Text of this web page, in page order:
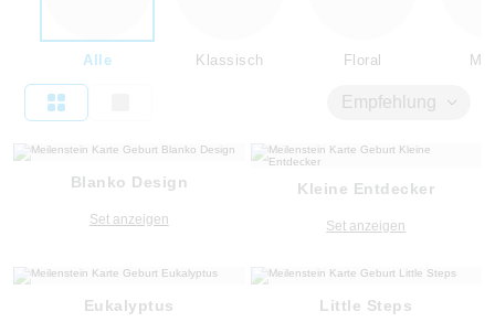
Alle Klassisch Floral
Empfehlung
Blanko Design
Set anzeigen
Kleine Entdecker
Set anzeigen
Eukalyptus Little Steps